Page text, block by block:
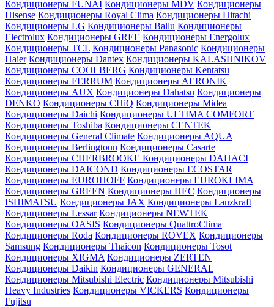
Кондиционеры FUNAI Кондиционеры MDV Кондиционеры
Hisense Кондиционеры Royal Clima Кондиционеры Hitachi
Кондиционеры LG Кондиционеры Ballu Кондиционеры
Electrolux Кондиционеры GREE Кондиционеры Energolux
Кондиционеры TCL Кондиционеры Panasonic Кондиционеры
Haier Кондиционеры Dantex Кондиционеры KALASHNIKOV
Кондиционеры СOOLBERG Кондиционеры Kentatsu
Кондиционеры FERRUM Кондиционеры AERONIK
Кондиционеры AUX Кондиционеры Dahatsu Кондиционеры
DENKO Кондиционеры CHiQ Кондиционеры Midea
Кондиционеры Daichi Кондиционеры ULTIMA COMFORT
Кондиционеры Toshiba Кондиционеры CENTEK
Кондиционеры General Climate Кондиционеры AQUA
Кондиционеры Berlingtoun Кондиционеры Casarte
Кондиционеры CHERBROOKE Кондиционеры DAHACI
Кондиционеры DAICOND Кондиционеры ECOSTAR
Кондиционеры EUROHOFF Кондиционеры EUROKLIMA
Кондиционеры GREEN Кондиционеры HEC Кондиционеры
ISHIMATSU Кондиционеры JAX Кондиционеры Lanzkraft
Кондиционеры Lessar Кондиционеры NEWTEK
Кондиционеры OASIS Кондиционеры QuattroClima
Кондиционеры Roda Кондиционеры ROVEX Кондиционеры
Samsung Кондиционеры Thaicon Кондиционеры Tosot
Кондиционеры XIGMA Кондиционеры ZERTEN
Кондиционеры Daikin Кондиционеры GENERAL
Кондиционеры Mitsubishi Electric Кондиционеры Mitsubishi
Heavy Industries Кондиционеры VICKERS Кондиционеры
Fujitsu